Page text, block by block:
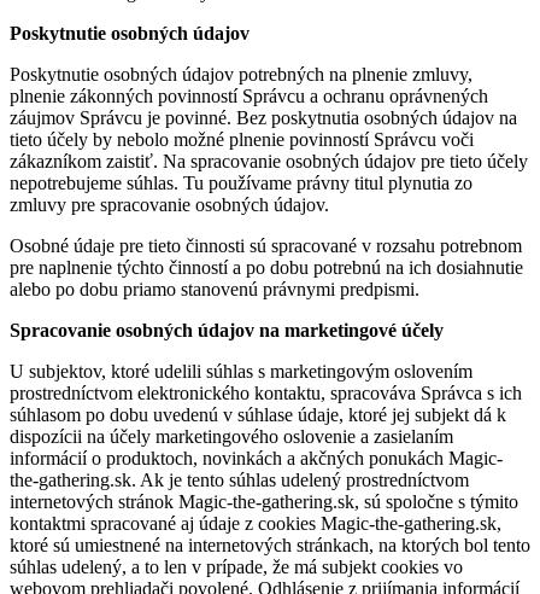
Poskytnutie osobných údajov
Poskytnutie osobných údajov potrebných na plnenie zmluvy,
plnenie zákonných povinností Správcu a ochranu oprávnených
záujmov Správcu je povinné. Bez poskytnutia osobných údajov na
tieto účely by nebolo možné plnenie povinností Správcu voči
zákazníkom zaistiť. Na spracovanie osobných údajov pre tieto účely
nepotrebujeme súhlas. Tu používame právny titul plynutia zo
zmluvy pre spracovanie osobných údajov.
Osobné údaje pre tieto činnosti sú spracované v rozsahu potrebnom
pre naplnenie týchto činností a po dobu potrebnú na ich dosiahnutie
alebo po dobu priamo stanovenú právnymi predpismi.
Spracovanie osobných údajov na marketingové účely
U subjektov, ktoré udelili súhlas s marketingovým oslovením
prostredníctvom elektronického kontaktu, spracováva Správca s ich
súhlasom po dobu uvedenú v súhlase údaje, ktoré jej subjekt dá k
dispozícii na účely marketingového oslovenie a zasielaním
informácií o produktoch, novinkách a akčných ponukách Magic-
the-gathering.sk. Ak je tento súhlas udelený prostredníctvom
internetových stránok Magic-the-gathering.sk, sú spoločne s týmito
kontaktmi spracované aj údaje z cookies Magic-the-gathering.sk,
ktoré sú umiestnené na internetových stránkach, na ktorých bol tento
súhlas udelený, a to len v prípade, že má subjekt cookies vo
webovom prehliadači povolené. Odhlásenie z prijímania informácií